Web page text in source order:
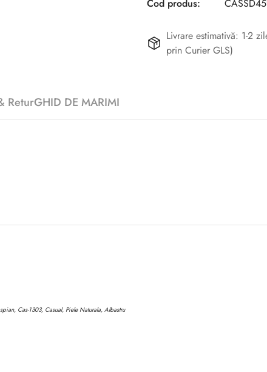
Cod produs:
Livrare estimativă: 1-2
prin Curier GLS)
ReturGHID DE MARIMI
Cas-1303, Casual, Piele Naturala, Albastru